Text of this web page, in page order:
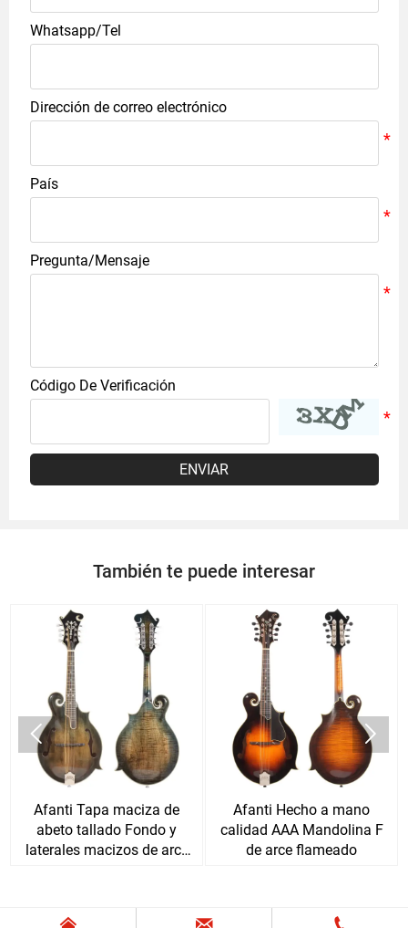
Whatsapp/Tel
Dirección de correo electrónico
País
Pregunta/Mensaje
Código De Verificación
ENVIAR
También te puede interesar
Afanti Tapa maciza de
abeto tallado Fondo y
laterales macizos de arce
Afanti Hecho a mano
calidad AAA Mandolina F
de arce flameado
 